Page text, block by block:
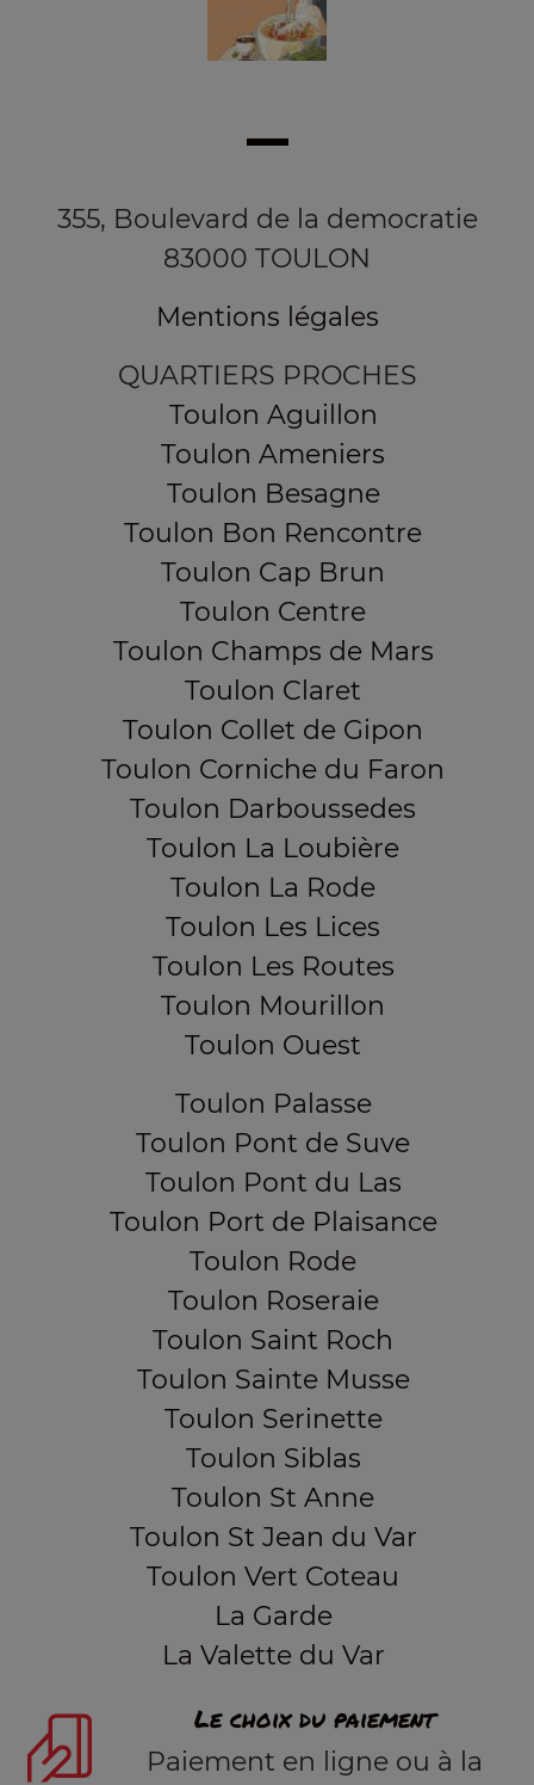
355, Boulevard de la democratie
83000 TOULON
Mentions légales
QUARTIERS PROCHES
Toulon Aguillon
Toulon Ameniers
Toulon Besagne
Toulon Bon Rencontre
Toulon Cap Brun
Toulon Centre
Toulon Champs de Mars
Toulon Claret
Toulon Collet de Gipon
Toulon Corniche du Faron
Toulon Darboussedes
Toulon La Loubière
Toulon La Rode
Toulon Les Lices
Toulon Les Routes
Toulon Mourillon
Toulon Ouest
Toulon Palasse
Toulon Pont de Suve
Toulon Pont du Las
Toulon Port de Plaisance
Toulon Rode
Toulon Roseraie
Toulon Saint Roch
Toulon Sainte Musse
Toulon Serinette
Toulon Siblas
Toulon St Anne
Toulon St Jean du Var
Toulon Vert Coteau
La Garde
La Valette du Var
Le choix du paiement
Paiement en ligne ou à la